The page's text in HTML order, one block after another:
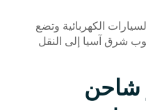
الكهربائية وتضع
شرق آسيا إلى النقل
شاحن